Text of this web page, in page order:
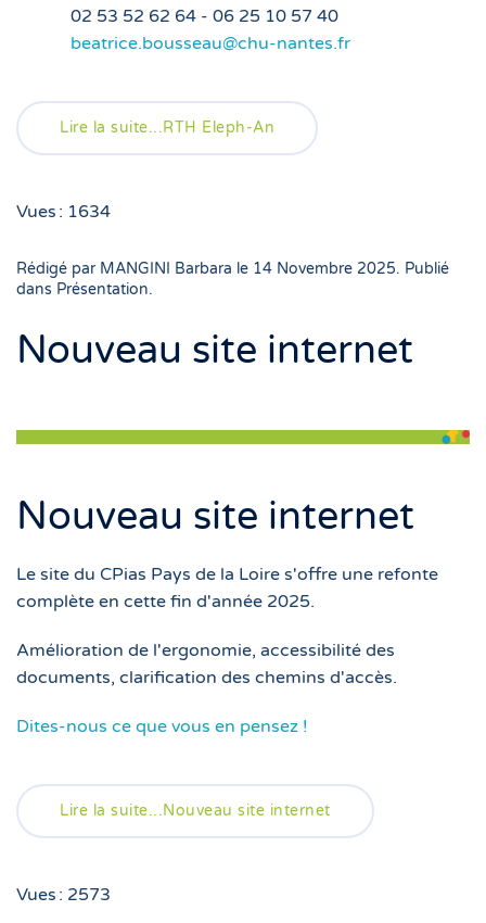
02 53 52 62 64 - 06 25 10 57 40
beatrice.bousseau@chu-nantes.fr
Lire la suite...RTH Eleph-An
Vues : 1634
Rédigé par MANGINI Barbara le 14 Novembre 2025. Publié
dans Présentation.
Nouveau site internet
Nouveau site internet
Le site du CPias Pays de la Loire s'offre une refonte
complète en cette fin d'année 2025.
Amélioration de l'ergonomie, accessibilité des
documents, clarification des chemins d'accès.
Dites-nous ce que vous en pensez !
Lire la suite...Nouveau site internet
Vues : 2573